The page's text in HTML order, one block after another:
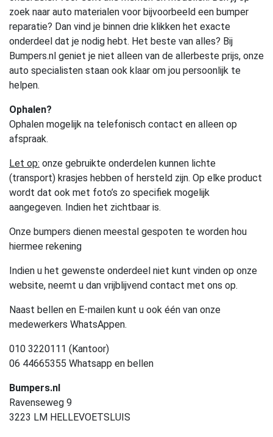
zoek naar auto materialen voor bijvoorbeeld een bumper
reparatie? Dan vind je binnen drie klikken het exacte
onderdeel dat je nodig hebt. Het beste van alles? Bij
Bumpers.nl geniet je niet alleen van de allerbeste prijs, onze
auto specialisten staan ook klaar om jou persoonlijk te
helpen.
Ophalen?
Ophalen mogelijk na telefonisch contact en alleen op
afspraak.
Let op: onze gebruikte onderdelen kunnen lichte
(transport) krasjes hebben of hersteld zijn. Op elke product
wordt dat ook met foto’s zo specifiek mogelijk
aangegeven. Indien het zichtbaar is.
Onze bumpers dienen meestal gespoten te worden hou
hiermee rekening
Indien u het gewenste onderdeel niet kunt vinden op onze
website, neemt u dan vrijblijvend contact met ons op.
Naast bellen en E-mailen kunt u ook één van onze
medewerkers WhatsAppen.
010 3220111 (Kantoor)
06 44665355 Whatsapp en bellen
Bumpers.nl
Ravenseweg 9
3223 LM HELLEVOETSLUIS